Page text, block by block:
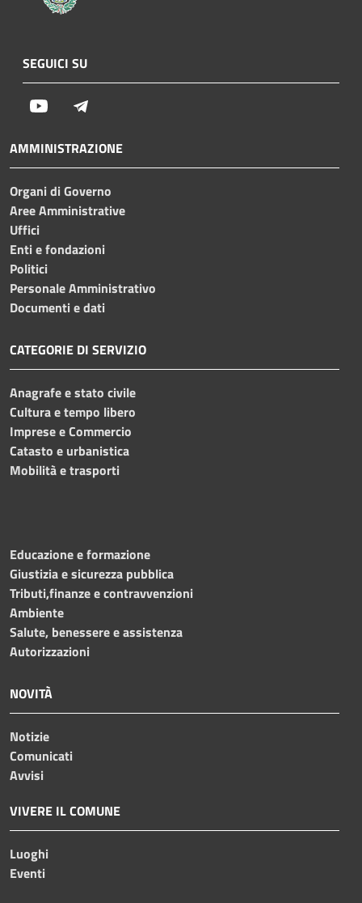
SEGUICI SU
Youtube
AMMINISTRAZIONE
Organi di Governo
Aree Amministrative
Uffici
Enti e fondazioni
Politici
Personale Amministrativo
Documenti e dati
CATEGORIE DI SERVIZIO
Anagrafe e stato civile
Cultura e tempo libero
Imprese e Commercio
Catasto e urbanistica
Mobilità e trasporti
Educazione e formazione
Giustizia e sicurezza pubblica
Tributi,finanze e contravvenzioni
Ambiente
Salute, benessere e assistenza
Autorizzazioni
NOVITÀ
Notizie
Comunicati
Avvisi
VIVERE IL COMUNE
Luoghi
Eventi